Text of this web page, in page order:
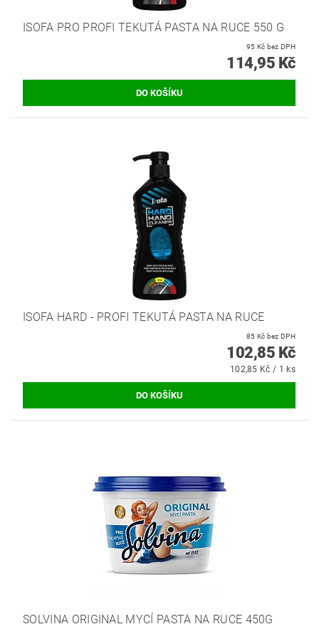
ISOFA PRO PROFI TEKUTÁ PASTA NA RUCE 550 G
95 Kč bez DPH
114,95 Kč
ISOFA HARD - PROFI TEKUTÁ PASTA NA RUCE
85 Kč bez DPH
102,85 Kč
102,85 Kč / 1 ks
SOLVINA ORIGINAL MYCÍ PASTA NA RUCE 450G